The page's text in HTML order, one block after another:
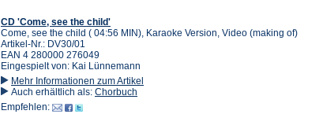
CD 'Come, see the child'
Come, see the child ( 04:56 MIN), Karaoke Version, Video (making of)
Artikel-Nr.: DV30/01
EAN 4 280000 276049
Eingespielt von: Kai Lünnemann
Mehr Informationen zum Artikel
Auch erhältlich als: Chorbuch
Empfehlen: